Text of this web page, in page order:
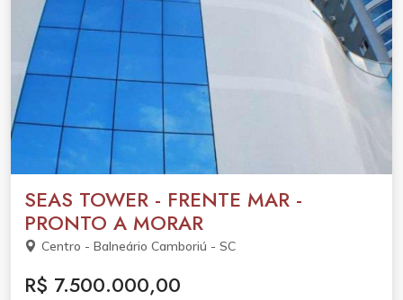
SEAS TOWER - FRENTE MAR -
PRONTO A MORAR
Centro - Balneário Camboriú - SC
R$ 7.500.000,00